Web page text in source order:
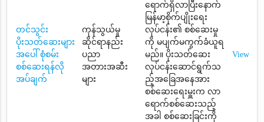
တင်သွင်း
ပိုးသတ်ဆေးများ
အပေါ် စုံစမ်း
စစ်ဆေးရန်လို
အပ်ချက်
ကုန်သွယ်မှု
ဆိုင်ရာနည်း
ပညာ
အတားအဆီး
များ
ရောက်ရှိလာပြီးနောက်
မြန်မာ့စိုက်ပျိုးရေး
လုပ်ငန်း၏ စစ်ဆေးမှု
ကို မပျက်မကွက်ခံယူရ
မည်။ ပိုးသတ်ဆေး
လုပ်ငန်းဆောင်ရွက်သ
ည့်အခြေအနေအား
စစ်ဆေးရေးမှူးက လာ
ရောက်စစ်ဆေးသည့်
အခါ စစ်ဆေးခြင်းကို
View